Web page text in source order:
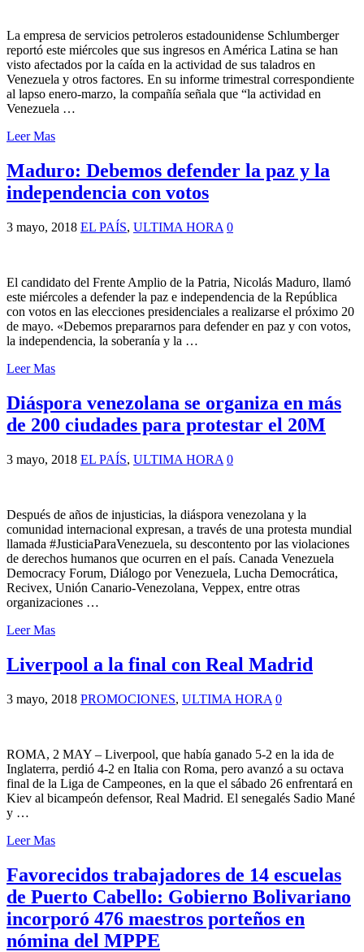
La empresa de servicios petroleros estadounidense Schlumberger
reportó este miércoles que sus ingresos en América Latina se han
visto afectados por la caída en la actividad de sus taladros en
Venezuela y otros factores. En su informe trimestral correspondiente
al lapso enero-marzo, la compañía señala que “la actividad en
Venezuela …
Leer Mas
Maduro: Debemos defender la paz y la
independencia con votos
3 mayo, 2018 EL PAÍS, ULTIMA HORA 0
El candidato del Frente Amplio de la Patria, Nicolás Maduro, llamó
este miércoles a defender la paz e independencia de la República
con votos en las elecciones presidenciales a realizarse el próximo 20
de mayo. «Debemos prepararnos para defender en paz y con votos,
la independencia, la soberanía y la …
Leer Mas
Diáspora venezolana se organiza en más
de 200 ciudades para protestar el 20M
3 mayo, 2018 EL PAÍS, ULTIMA HORA 0
Después de años de injusticias, la diáspora venezolana y la
comunidad internacional expresan, a través de una protesta mundial
llamada #JusticiaParaVenezuela, su descontento por las violaciones
de derechos humanos que ocurren en el país. Canada Venezuela
Democracy Forum, Diálogo por Venezuela, Lucha Democrática,
Recivex, Unión Canario-Venezolana, Veppex, entre otras
organizaciones …
Leer Mas
Liverpool a la final con Real Madrid
3 mayo, 2018 PROMOCIONES, ULTIMA HORA 0
ROMA, 2 MAY – Liverpool, que había ganado 5-2 en la ida de
Inglaterra, perdió 4-2 en Italia con Roma, pero avanzó a su octava
final de la Liga de Campeones, en la que el sábado 26 enfrentará en
Kiev al bicampeón defensor, Real Madrid. El senegalés Sadio Mané
y …
Leer Mas
Favorecidos trabajadores de 14 escuelas
de Puerto Cabello: Gobierno Bolivariano
incorporó 476 maestros porteños en
nómina del MPPE